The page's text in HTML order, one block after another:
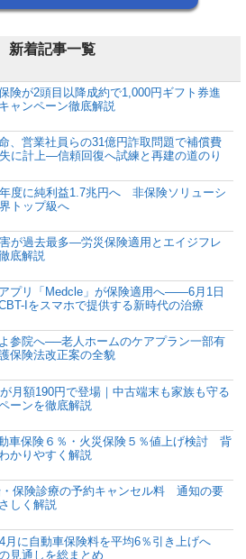
新着記事一覧
険が2頭目以降成約で1,000円ギフト券進
ャンペーン徹底解説
、営業社員らの31億円詐取問題で補償費
に計上―信頼回復へ試練と再建の道のり
度に純利益1.7兆円へ 非保険ソリューシ
トップ級へ
が過去最多―労災保険適用とエイジフレ
底解説
プリ「Medcle」が保険適用へ――6月1日
Iをスマホで提供する新時代の治療
参院へ──老人ホームのケアプラン一部有
保険法改正案の全貌
月額190円で登場｜中古端末も家族も守る
ーンを徹底解説
車保険６％・火災保険５％値上げ検討 背
かりやすく解説
・保険診療の予約キャンセル料 通知の要
しく解説
月に自動車保険料を平均6％引き上げへ
見通しを総まとめ